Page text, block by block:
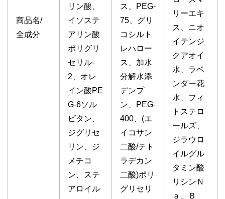
商品名/
全成分
リン酸、
イソステ
アリン酸
ポリグリ
セリル-
2、オレ
イン酸PE
G-6ソル
ビタン、
ジグリセ
リン、ジ
メチコ
ン、ステ
アロイル
ス、PEG-
75、グリ
コシルト
レハロー
ス、加水
分解水添
デンプ
ン、PEG-
400、(エ
イコサン
二酸/テト
ラデカン
二酸)ポリ
グリセリ
リーエキ
ス、ニオ
イテンジ
クアオイ
水、ラベ
ンダー花
水、フィ
トステロ
ールズ、
ジラウロ
イルグル
タミン酸
リシンＮ
ａ、Ｂ